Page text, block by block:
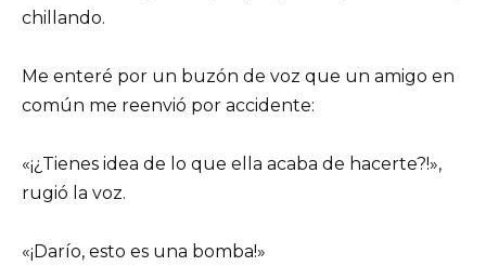
chillando.
Me enteré por un buzón de voz que un amigo en
común me reenvió por accidente:
«¡¿Tienes idea de lo que ella acaba de hacerte?!»,
rugió la voz.
«¡Darío, esto es una bomba!»